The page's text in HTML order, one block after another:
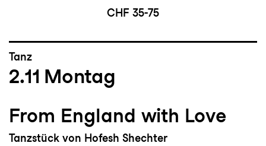
CHF 35-75
Tanz
2.11 Montag
From England with Love
Tanzstück von Hofesh Shechter